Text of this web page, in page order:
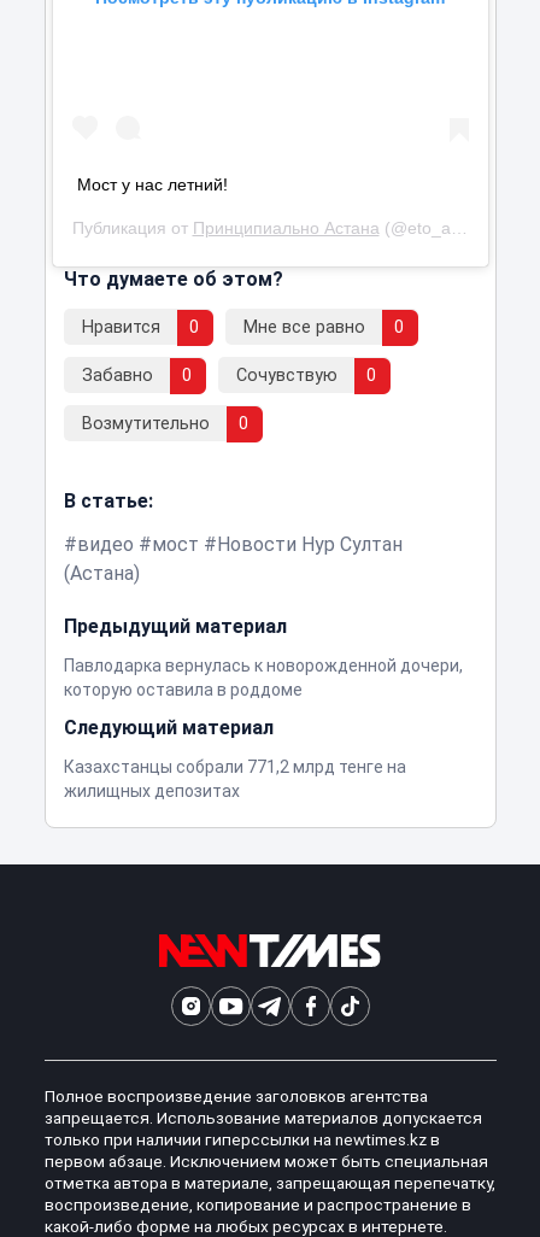
Мост у нас летний!
Публикация от Принципиально Астана (@eto_astana_detka)
Что думаете об этом?
Нравится 0 Мне все равно 0
Забавно 0 Сочувствую 0
Возмутительно 0
В статье:
видео
мост
Новости Нур Султан
(Астана)
Предыдущий материал
Павлодарка вернулась к новорожденной дочери,
которую оставила в роддоме
Следующий материал
Казахстанцы собрали 771,2 млрд тенге на
жилищных депозитах
Полное воспроизведение заголовков агентства
запрещается. Использование материалов допускается
только при наличии гиперссылки на newtimes.kz в
первом абзаце. Исключением может быть специальная
отметка автора в материале, запрещающая перепечатку,
воспроизведение, копирование и распространение в
какой-либо форме на любых ресурсах в интернете.